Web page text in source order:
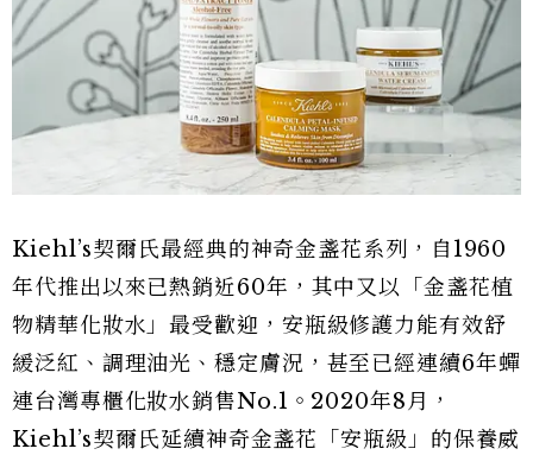
Kiehl’s契爾氏最經典的神奇金盞花系列，自1960
年代推出以來已熱銷近60年，其中又以「金盞花植
物精華化妝水」最受歡迎，安瓶級修護力能有效舒
緩泛紅、調理油光、穩定膚況，甚至已經連續6年蟬
連台灣專櫃化妝水銷售No.1。2020年8月，
Kiehl’s契爾氏延續神奇金盞花「安瓶級」的保養威